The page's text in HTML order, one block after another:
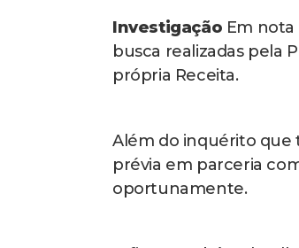
Investigação Em nota
busca realizadas pela
própria Receita.
Além do inquérito que
prévia em parceria
oportunamente.